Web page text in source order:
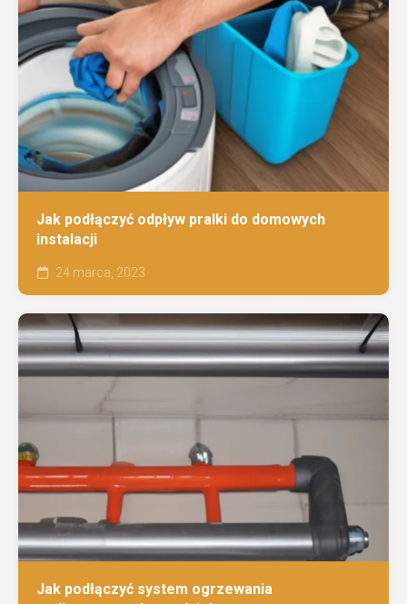
Jak podłączyć odpływ pralki do domowych
instalacji
24 marca, 2023
Jak podłączyć system ogrzewania